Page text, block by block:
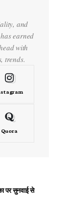
and
earned
with
trends.
Quora
पर सुनवाई से